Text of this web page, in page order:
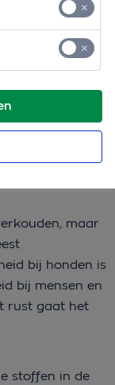
Het is
om verkeerde
om
maar
bij honden is
bij mensen en
rust gaat het
stoffen in de